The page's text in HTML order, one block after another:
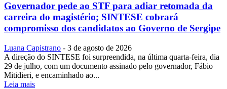
Governador pede ao STF para adiar retomada da
carreira do magistério; SINTESE cobrará
compromisso dos candidatos ao Governo de Sergipe
Luana Capistrano - 3 de agosto de 2026
A direção do SINTESE foi surpreendida, na última quarta-feira, dia
29 de julho, com um documento assinado pelo governador, Fábio
Mitidieri, e encaminhado ao...
Leia mais